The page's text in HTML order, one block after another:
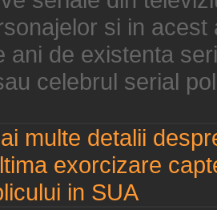
si in
ani de existenta
celebrul serial